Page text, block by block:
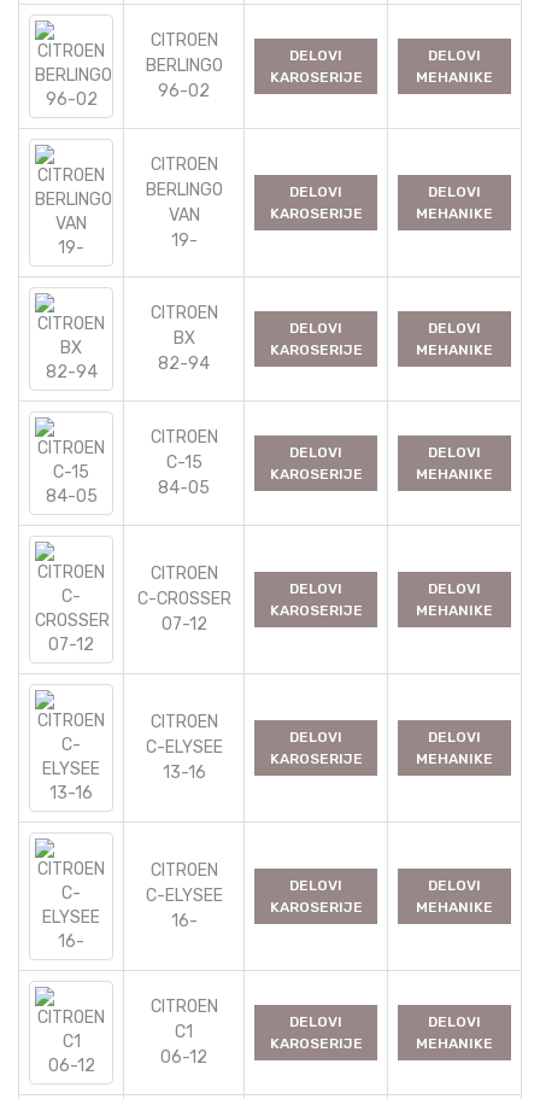
CITROEN
BERLINGO
96-02
DELOVI
KAROSERIJE
DELOVI
MEHANIKE
CITROEN
BERLINGO
VAN
19-
DELOVI
KAROSERIJE
DELOVI
MEHANIKE
CITROEN
BX
82-94
DELOVI
KAROSERIJE
DELOVI
MEHANIKE
CITROEN
C-15
84-05
DELOVI
KAROSERIJE
DELOVI
MEHANIKE
CITROEN
C-CROSSER
07-12
DELOVI
KAROSERIJE
DELOVI
MEHANIKE
CITROEN
C-ELYSEE
13-16
DELOVI
KAROSERIJE
DELOVI
MEHANIKE
CITROEN
C-ELYSEE
16-
DELOVI
KAROSERIJE
DELOVI
MEHANIKE
CITROEN
C1
06-12
DELOVI
KAROSERIJE
DELOVI
MEHANIKE